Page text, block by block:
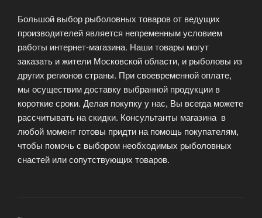
Большой выбор рыболовных товаров от ведущих
производителей является непременным условием
работы интернет-магазина. Наши товары могут
заказать и жители Московской области, и рыболовы из
других регионов страны. При своевременной оплате,
мы осуществим доставку выбранной продукции в
короткие сроки. Делая покупку у нас, Вы всегда можете
рассчитывать на скидки. Консультанты магазина в
любой момент готовы придти на помощь покупателям,
чтобы помочь с выбором необходимых рыболовных
снастей или сопутствующих товаров.